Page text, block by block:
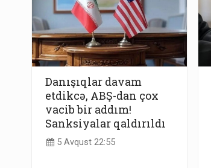
Danışıqlar davam
etdikcə, ABŞ-dan çox
vacib bir addım!
Sanksiyalar qaldırıldı
5 Avqust 22:55